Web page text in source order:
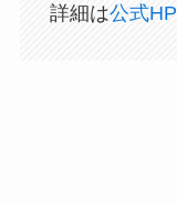
詳細は公式HP